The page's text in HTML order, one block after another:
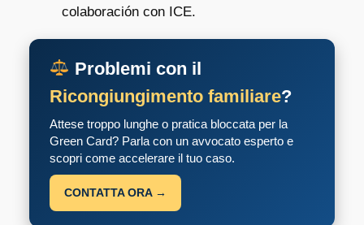
colaboración con ICE.
Problemi con il
Ricongiungimento familiare?
Attese troppo lunghe o pratica bloccata per la
Green Card? Parla con un avvocato esperto e
scopri come accelerare il tuo caso.
CONTATTA ORA →